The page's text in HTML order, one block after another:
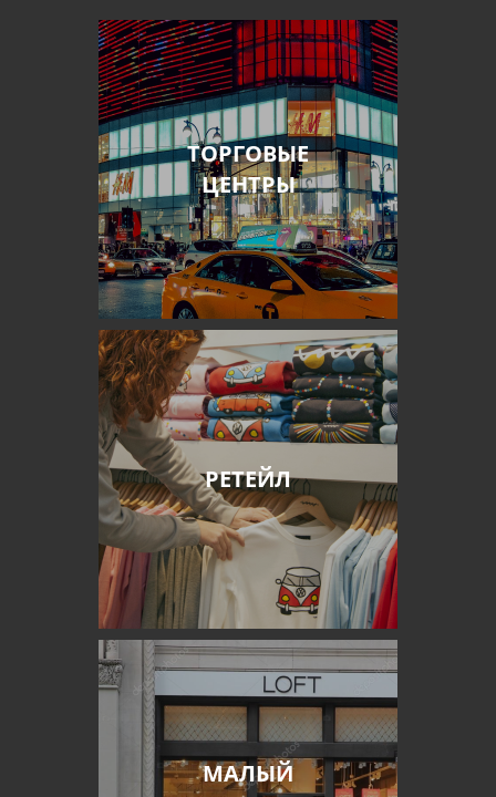
ТОРГОВЫЕ
ЦЕНТРЫ
РЕТЕЙЛ
МАЛЫЙ